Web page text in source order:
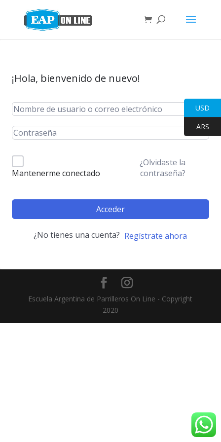
¡Hola, bienvenido de nuevo!
Mantenerme conectado
¿Olvidaste la
contraseña?
Acceder
¿No tienes una cuenta? Regístrate ahora
Escuela Argentina de Parrilleros On Line - Copyright
2020
USD
ARS